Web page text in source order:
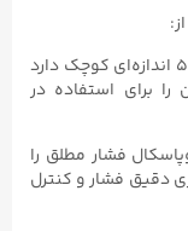
۱. سایز کوچک و قابل حمل: فشار سنج تستو ۵۱۱ اندازه‌ای کوچک دارد
برای استفاده در
فشار سنج با دقت ±۳ هکتوپاسکال فشار مطلق را
دقیق فشار و کنترل